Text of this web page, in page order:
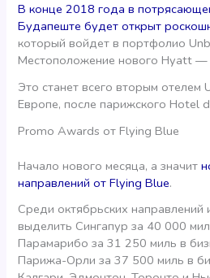
В конце 2018 года в
Будапеште будет открыт
который войдет в портфолио
Местоположение нового Hyatt —
Это станет всего вторым отелем
Европе, после парижского Hotel
Promo Awards от Flying Blue
Начало нового месяца, а значит
направлений от Flying Blue.
Среди октябрьских
выделить Сингапур за 40 000
Парамарибо за 31 250 миль в
Парижа-Орли за 37 500 миль в